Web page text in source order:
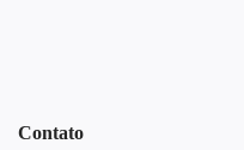
Contato